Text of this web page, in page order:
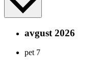
avgust 2026
pet 7